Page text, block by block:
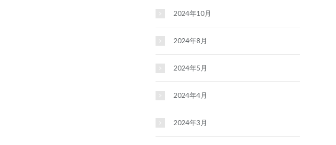
2024年10月
2024年8月
2024年5月
2024年4月
2024年3月